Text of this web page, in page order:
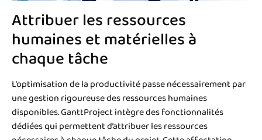
Attribuer les ressources
humaines et matérielles à
chaque tâche
L’optimisation de la productivité passe nécessairement par
une gestion rigoureuse des ressources humaines
disponibles. GanttProject intègre des fonctionnalités
dédiées qui permettent d’attribuer les ressources